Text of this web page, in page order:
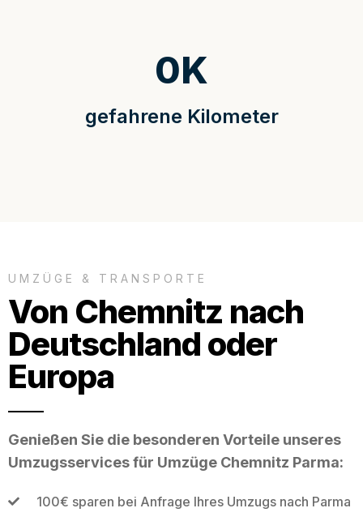
gefahrene Kilometer
0K
UMZÜGE & TRANSPORTE
Von Chemnitz nach
Deutschland oder
Europa
Genießen Sie die besonderen Vorteile unseres
Umzugsservices für Umzüge Chemnitz Parma:
100€ sparen bei Anfrage Ihres Umzugs nach Parma